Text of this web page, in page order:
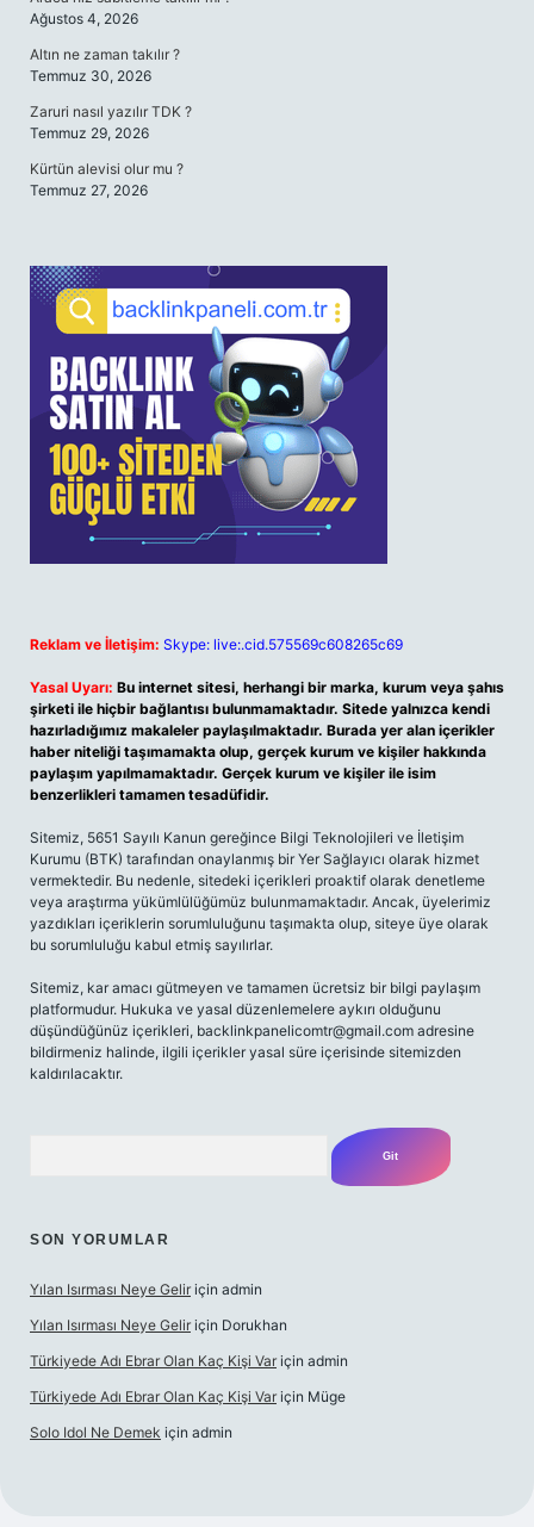
Ağustos 4, 2026
Altın ne zaman takılır ?
Temmuz 30, 2026
Zaruri nasıl yazılır TDK ?
Temmuz 29, 2026
Kürtün alevisi olur mu ?
Temmuz 27, 2026
Reklam ve İletişim: Skype: live:.cid.575569c608265c69
Yasal Uyarı: Bu internet sitesi, herhangi bir marka, kurum veya şahıs
şirketi ile hiçbir bağlantısı bulunmamaktadır. Sitede yalnızca kendi
hazırladığımız makaleler paylaşılmaktadır. Burada yer alan içerikler
haber niteliği taşımamakta olup, gerçek kurum ve kişiler hakkında
paylaşım yapılmamaktadır. Gerçek kurum ve kişiler ile isim
benzerlikleri tamamen tesadüfidir.
Sitemiz, 5651 Sayılı Kanun gereğince Bilgi Teknolojileri ve İletişim
Kurumu (BTK) tarafından onaylanmış bir Yer Sağlayıcı olarak hizmet
vermektedir. Bu nedenle, sitedeki içerikleri proaktif olarak denetleme
veya araştırma yükümlülüğümüz bulunmamaktadır. Ancak, üyelerimiz
yazdıkları içeriklerin sorumluluğunu taşımakta olup, siteye üye olarak
bu sorumluluğu kabul etmiş sayılırlar.
Sitemiz, kar amacı gütmeyen ve tamamen ücretsiz bir bilgi paylaşım
platformudur. Hukuka ve yasal düzenlemelere aykırı olduğunu
düşündüğünüz içerikleri, backlinkpanelicomtr@gmail.com adresine
bildirmeniz halinde, ilgili içerikler yasal süre içerisinde sitemizden
kaldırılacaktır.
SON YORUMLAR
Yılan Isırması Neye Gelir için admin
Yılan Isırması Neye Gelir için Dorukhan
Türkiyede Adı Ebrar Olan Kaç Kişi Var için admin
Türkiyede Adı Ebrar Olan Kaç Kişi Var için Müge
Solo Idol Ne Demek için admin